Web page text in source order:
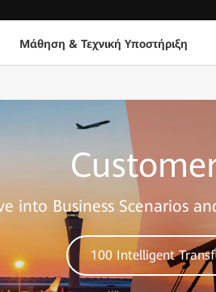
Μάθηση & Τεχνική Υποστήριξη
into Business Scenarios
100 Intelligent